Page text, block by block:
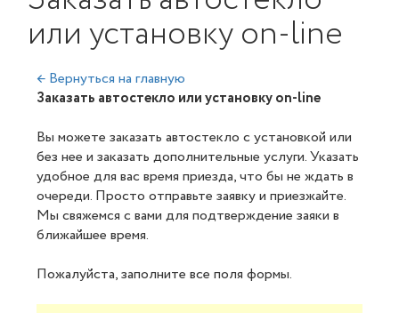
или установку on-line
← Вернуться на главную
Заказать автостекло или установку on-line
Вы можете заказать автостекло с установкой или
без нее и заказать дополнительные услуги. Указать
удобное для вас время приезда, что бы не ждать в
очереди. Просто отправьте заявку и приезжайте.
Мы свяжемся с вами для подтверждение заяки в
ближайшее время.
Пожалуйста, заполните все поля формы.